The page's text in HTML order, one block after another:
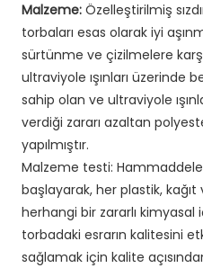
Malzeme: Özelleştirilmiş
torbaları esas olarak iyi
sürtünme ve çizilmelere
ultraviyole ışınları üzerinde
sahip olan ve ultraviyole
verdiği zararı azaltan
yapılmıştır.
Malzeme testi:
başlayarak, her plastik,
herhangi bir zararlı
torbadaki esrarın kalitesini
sağlamak için kalite